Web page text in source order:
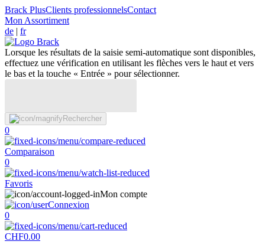
Brack PlusClients professionnelsContact
Mon Assortiment
de | fr
Lorsque les résultats de la saisie semi-automatique sont disponibles,
effectuez une vérification en utilisant les flèches vers le haut et vers
le bas et la touche « Entrée » pour sélectionner.
Rechercher
0
Comparaison
0
Favoris
Mon compte
Connexion
0
CHF0.00